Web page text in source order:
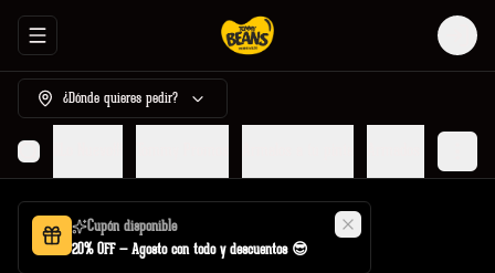
Abrir menu de navegación Login
¿Dónde quieres pedir?
Cupón disponible
20% OFF — Agosto con todo y descuentos 😎